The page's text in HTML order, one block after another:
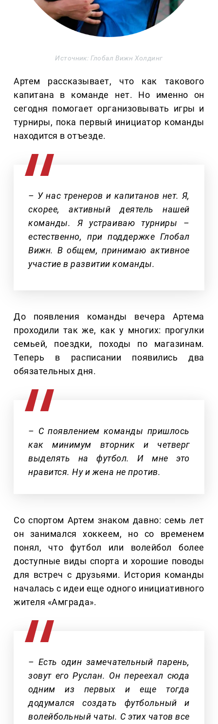
Источник: Глобал Вижн Холдинг
Артем рассказывает, что как такового
капитана в команде нет. Но именно он
сегодня помогает организовывать игры и
турниры, пока первый инициатор команды
находится в отъезде.
– У нас тренеров и капитанов нет. Я,
скорее, активный деятель нашей
команды. Я устраиваю турниры –
естественно, при поддержке Глобал
Вижн. В общем, принимаю активное
участие в развитии команды.
До появления команды вечера Артема
проходили так же, как у многих: прогулки
семьей, поездки, походы по магазинам.
Теперь в расписании появились два
обязательных дня.
– С появлением команды пришлось
как минимум вторник и четверг
выделять на футбол. И мне это
нравится. Ну и жена не против.
Со спортом Артем знаком давно: семь лет
он занимался хоккеем, но со временем
понял, что футбол или волейбол более
доступные виды спорта и хорошие поводы
для встреч с друзьями. История команды
началась с идеи еще одного инициативного
жителя «Амграда».
– Есть один замечательный парень,
зовут его Руслан. Он переехал сюда
одним из первых и еще тогда
додумался создать футбольный и
волейбольный чаты. С этих чатов все